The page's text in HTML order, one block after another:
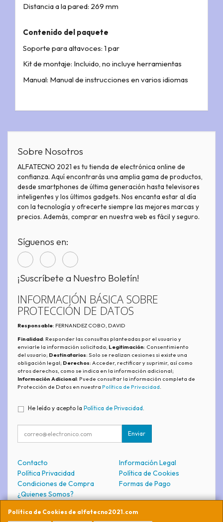
Distancia a la pared: 269 mm
Contenido del paquete
Soporte para altavoces: 1 par
Kit de montaje: Incluido, no incluye herramientas
Manual: Manual de instrucciones en varios idiomas
Política de Cookies de alfatecno2021.com
Sobre Nosotros
ALFATECNO 2021 es tu tienda de electrónica online de
confianza. Aquí encontrarás una amplia gama de productos,
desde smartphones de última generación hasta televisores
inteligentes y los últimos gadgets. Nos encanta estar al día
con la tecnología y ofrecerte siempre las mejores marcas y
precios. Además, comprar en nuestra web es fácil y seguro.
Síguenos en:
¡Suscríbete a Nuestro Boletín!
INFORMACIÓN BÁSICA SOBRE
PROTECCIÓN DE DATOS
Responsable: FERNANDEZ COBO, DAVID
Finalidad: Responder las consultas planteadas por el usuario y
enviarle la información solicitada; Legitimación: Consentimiento
del usuario; Destinatarios: Solo se realizan cesiones si existe una
obligación legal; Derechos: Acceder, rectificar y suprimir, así como
otros derechos, como se indica en la información adicional;
Información Adicional: Puede consultar la información completa de
Protección de Datos en nuestra Política de Privacidad
He leído y acepto la Política de Privacidad.
Enviar
Contacto
Información Legal
Política Privacidad
Política de Cookies
Condiciones de Compra
Formas de Pago
¿Quienes Somos?
Contacto